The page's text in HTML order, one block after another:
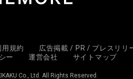
用規約
広告掲載 / PR / プレスリリ
ー
運営会社 サイトマップ
Co., Ltd. All Rights Reserved.